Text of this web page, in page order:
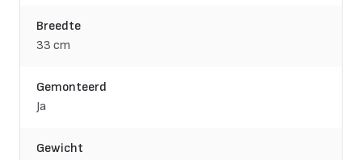
Breedte
33 cm
Gemonteerd
Ja
Gewicht